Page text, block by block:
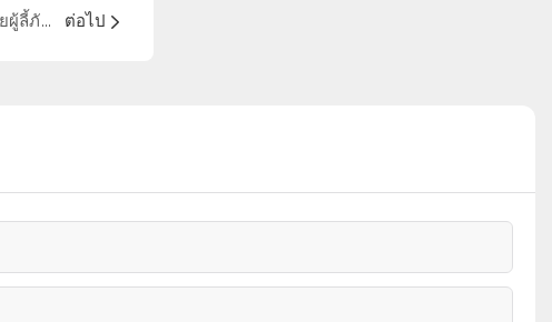
บ้านสำเร็จรูป: นำความมั่นคงและความหวังมาสู่ค่ายผู้ลี้ภัยในยุโรปและสหรัฐอเมริกา ต่อไป